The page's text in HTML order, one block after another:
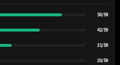
50/59
42/59
31/59
20/59